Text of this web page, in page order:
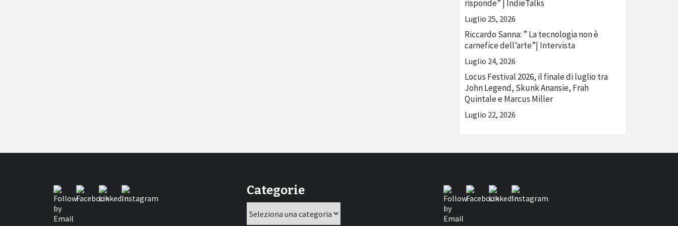
risponde” | IndieTalks
Luglio 25, 2026
Riccardo Sanna: ” La tecnologia non è
carnefice dell’arte”| Intervista
Luglio 24, 2026
Locus Festival 2026, il finale di luglio tra
John Legend, Skunk Anansie, Frah
Quintale e Marcus Miller
Luglio 22, 2026
Categorie